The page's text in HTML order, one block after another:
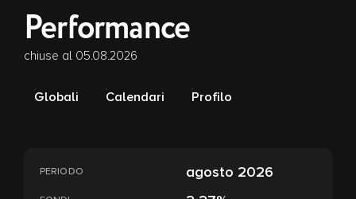
Performance
chiuse al 05.08.2026
Globali Calendari Profilo
PERIODO agosto 2026